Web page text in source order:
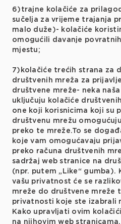
6)trajne kolačiće za
sučelja za vrijeme trajanja
malo duže)- kolačiće
omogućili davanje
mjestu;
7)kolačiće trećih strana za
društvenih mreža za
društvene mreže- neka
uključuju kolačiće
one koji korisnicima koji su
društvenu mrežu
preko te mreže.To se
koje vam omogućavaju
preko računa društvenih
sadržaj web stranice na
(npr. putem „Like“ gumba).
vašu privatnost će se
mreže do društvene mreže
privatnosti koje ste izabrali
Kako upravljati ovim
na njihovim web stranicama.